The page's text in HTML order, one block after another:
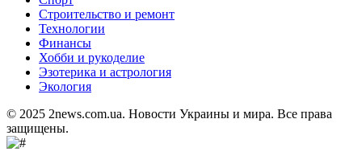
Строительство и ремонт
Технологии
Финансы
Хобби и рукоделие
Эзотерика и астрология
Экология
© 2025 2news.com.ua. Новости Украины и мира. Все права
защищены.